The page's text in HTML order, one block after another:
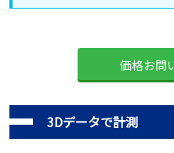
価格お問
3Dデータで計測